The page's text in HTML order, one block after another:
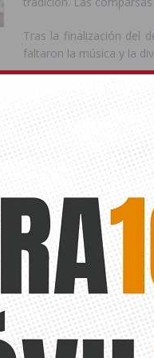
Tras la finalización del
faltaron la música y la